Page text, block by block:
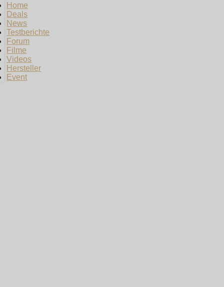
Home
Deals
News
Testberichte
Forum
Filme
Videos
Hersteller
Event